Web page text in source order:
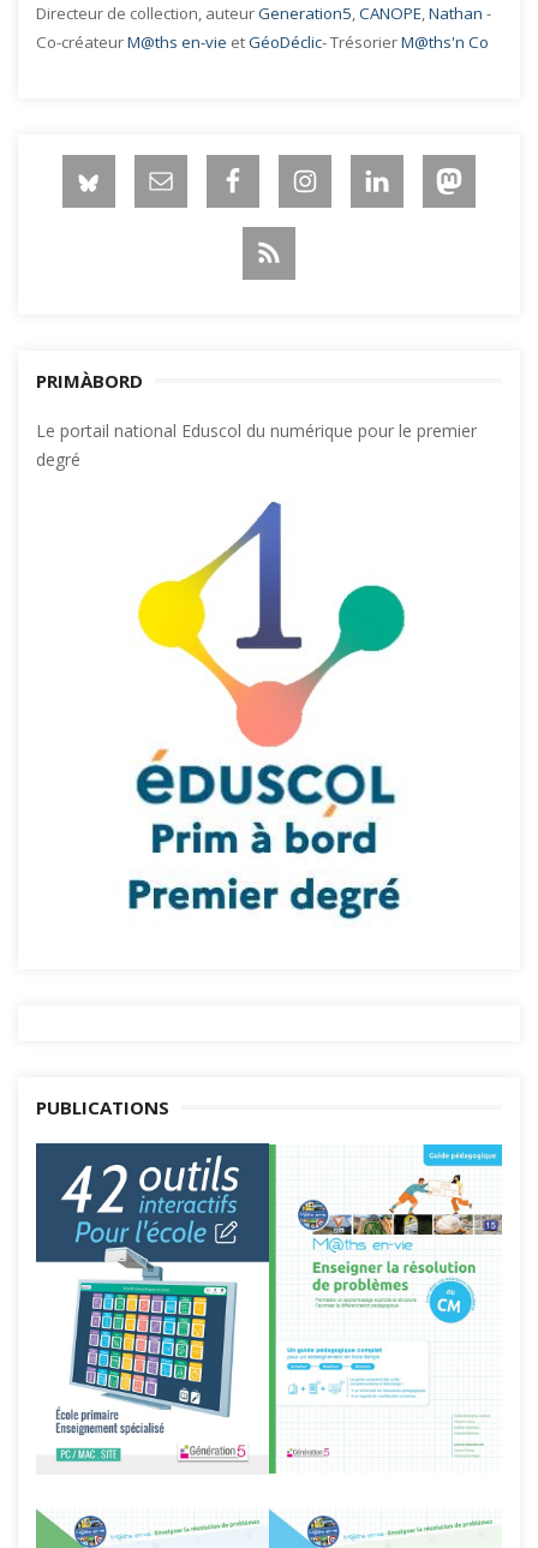
Directeur de collection, auteurGeneration5,CANOPE,Nathan -
Co-créateurM@ths en-vie etGéoDéclic- TrésorierM@ths'n Co
PRIMÀBORD
Le portail national Eduscol du numérique pour le premier
degré
PUBLICATIONS